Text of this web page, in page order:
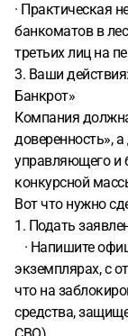
· Практическая
банкоматов в
третьих лиц на
3. Ваши
Банкрот»
Компания
доверенность»,
управляющего и
конкурсной
Вот что нужно
1. Подать
· Напишите
экземплярах, с
что на
средства,